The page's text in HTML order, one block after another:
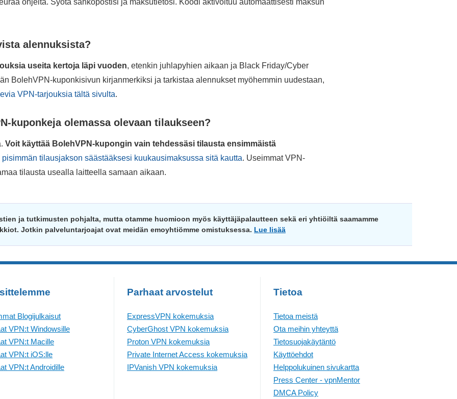
ohjeita. Syötä sähköpostisi ja maksutietosi. Koodi aktivoituu automaattisesti maksun
alennuksista?
useita kertoja läpi vuoden, etenkin juhlapyhien aikaan ja Black Friday/Cyber
BolehVPN-kuponkisivun kirjanmerkiksi ja tarkistaa alennukset myöhemmin uudestaan,
VPN-tarjouksia tältä sivulta.
kuponkeja olemassa olevaan tilaukseen?
Voit käyttää BolehVPN-kupongin vain tehdessäsi tilausta ensimmäistä
pisimmän tilausjakson säästääksesi kuukausimaksussa sitä kautta. Useimmat VPN-
tilausta usealla laitteella samaan aikaan.
ja tutkimusten pohjalta, mutta otamme huomioon myös käyttäjäpalautteen sekä eri yhtiöiltä saamamme
Jotkin palveluntarjoajat ovat meidän emoyhtiömme omistuksessa. Lue lisää
Blogijulkaisut
VPN:t Windowsille
VPN:t Macille
VPN:t iOS:lle
VPN:t Androidille
Parhaat arvostelut
ExpressVPN kokemuksia
CyberGhost VPN kokemuksia
Proton VPN kokemuksia
Private Internet Access kokemuksia
IPVanish VPN kokemuksia
Tietoa
Tietoa meistä
Ota meihin yhteyttä
Tietosuojakäytäntö
Käyttöehdot
Helppolukuinen sivukartta
Press Center - vpnMentor
DMCA Policy